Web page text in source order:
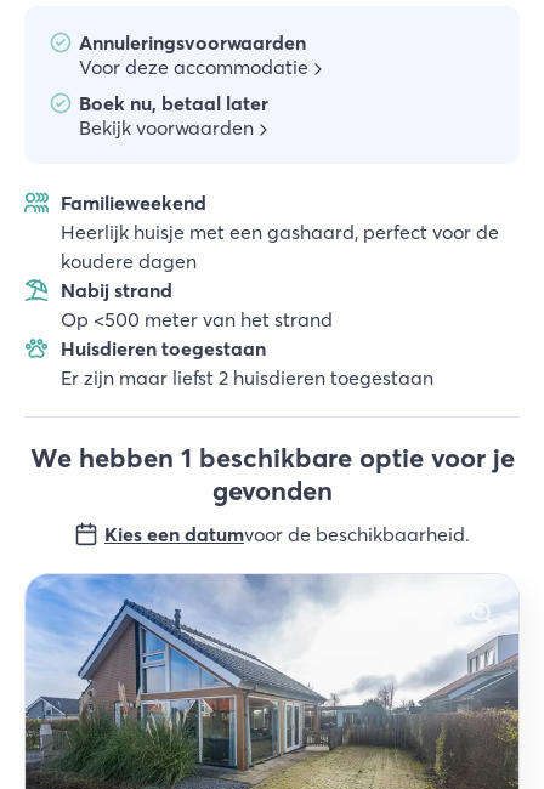
Annuleringsvoorwaarden
Voor deze accommodatie
Boek nu, betaal later
Bekijk voorwaarden
Familieweekend
Heerlijk huisje met een gashaard, perfect voor de
koudere dagen
Nabij strand
Op <500 meter van het strand
Huisdieren toegestaan
Er zijn maar liefst 2 huisdieren toegestaan
We hebben 1 beschikbare optie voor je
gevonden
Kies een datumvoor de beschikbaarheid.